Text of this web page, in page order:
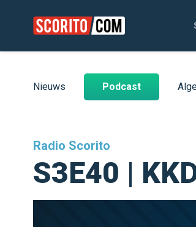
Nieuws Podcast
Radio Scorito
S3E40 |